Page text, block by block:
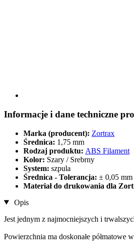
Informacje i dane techniczne
Marka (producent): Zortrax
Średnica: 1,75 mm
Rodzaj produktu: ABS Filament
Kolor: Szary / Srebrny
System: szpula
Średnica - Tolerancja: ± 0,05 mm
Materiał do drukowania dla
Opis
Jest jednym z najmocniejszych i
Powierzchnia ma doskonałe